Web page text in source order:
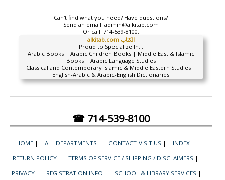
Can't find what you need? Have questions?
Send an email: admin@alkitab.com
Or call: 714-539-8100.
alkitab.com الكتاب
Proud to Specialize In...
Arabic Books | Arabic Children Books | Middle East & Islamic
Books | Arabic Language Studies
Classical and Contemporary Islamic & Middle Eastern Studies |
English-Arabic & Arabic-English Dictionaries
☎ 714-539-8100
HOME | ALL DEPARTMENTS | CONTACT-VISIT US | INDEX |
RETURN POLICY | TERMS OF SERVICE / SHIPPING / DISCLAIMERS |
PRIVACY | REGISTRATION INFO | SCHOOL & LIBRARY SERVICES |